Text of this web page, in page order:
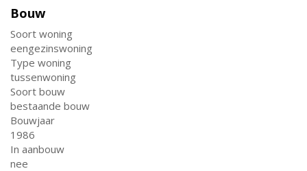
Bouw
Soort woning
eengezinswoning
Type woning
tussenwoning
Soort bouw
bestaande bouw
Bouwjaar
1986
In aanbouw
nee